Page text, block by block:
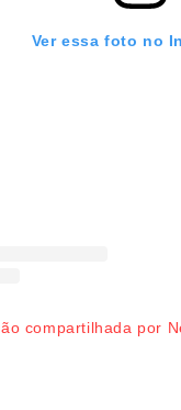
Ver essa foto no
compartilhada por